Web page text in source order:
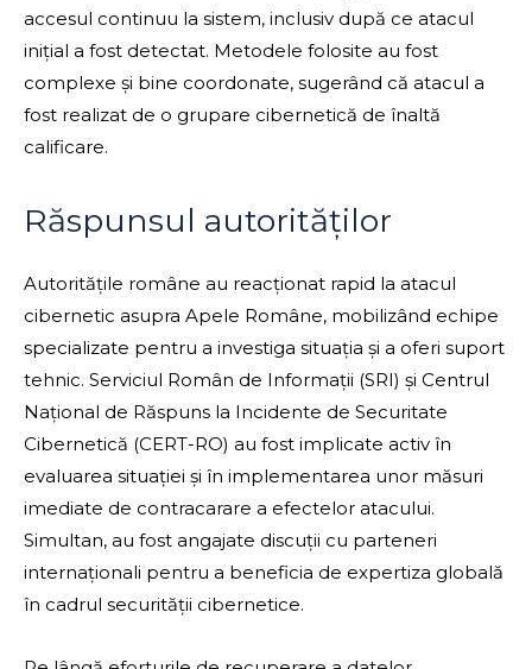
accesul continuu la sistem, inclusiv după ce atacul
inițial a fost detectat. Metodele folosite au fost
complexe și bine coordonate, sugerând că atacul a
fost realizat de o grupare cibernetică de înaltă
calificare.
Răspunsul autorităților
Autoritățile române au reacționat rapid la atacul
cibernetic asupra Apele Române, mobilizând echipe
specializate pentru a investiga situația și a oferi suport
tehnic. Serviciul Român de Informații (SRI) și Centrul
Național de Răspuns la Incidente de Securitate
Cibernetică (CERT-RO) au fost implicate activ în
evaluarea situației și în implementarea unor măsuri
imediate de contracarare a efectelor atacului.
Simultan, au fost angajate discuții cu parteneri
internaționali pentru a beneficia de expertiza globală
în cadrul securității cibernetice.